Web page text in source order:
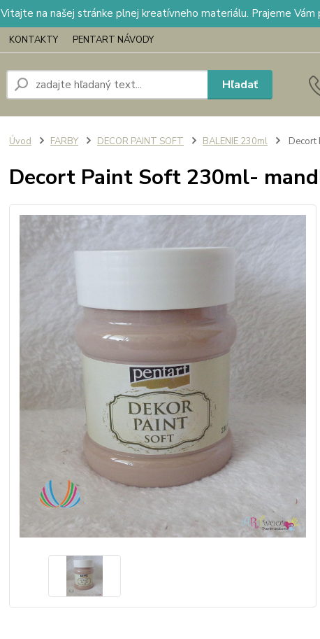
Vitajte na našej stránke plnej kreatívneho materiálu. Prajeme Vám
KONTAKTY PENTART NÁVODY
Hľadať
Úvod FARBY DECOR PAINT SOFT BALENIE 230ml Decort
Decort Paint Soft 230ml-